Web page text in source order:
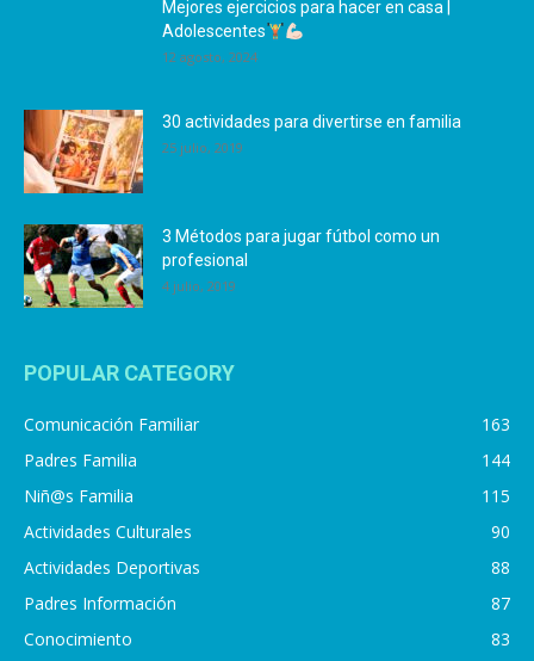
Mejores ejercicios para hacer en casa |
Adolescentes
12 agosto, 2024
30 actividades para divertirse en familia
25 julio, 2019
3 Métodos para jugar fútbol como un
profesional
4 julio, 2019
POPULAR CATEGORY
Comunicación Familiar
163
Padres Familia
144
Niñ@s Familia
115
Actividades Culturales
90
Actividades Deportivas
88
Padres Información
87
Conocimiento
83